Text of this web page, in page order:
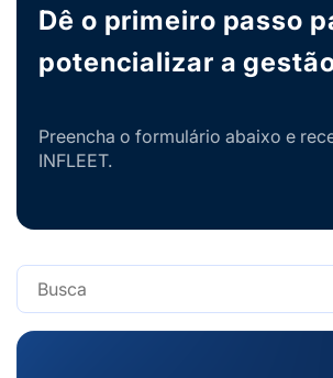
Dê o primeiro passo
potencializar a
Preencha o formulário abaixo e
INFLEET.